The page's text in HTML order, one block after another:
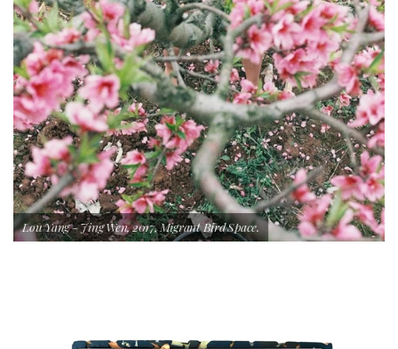
Lou Yang - Jing Wen, 2017, Migrant Bird Space.